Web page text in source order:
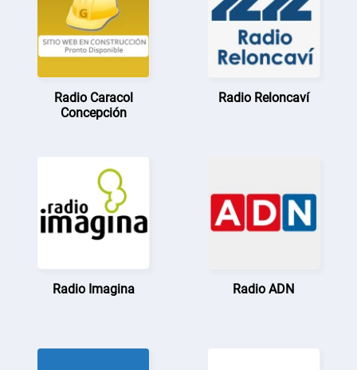
Radio Caracol
Concepción
Radio Reloncaví
Radio Imagina Radio ADN